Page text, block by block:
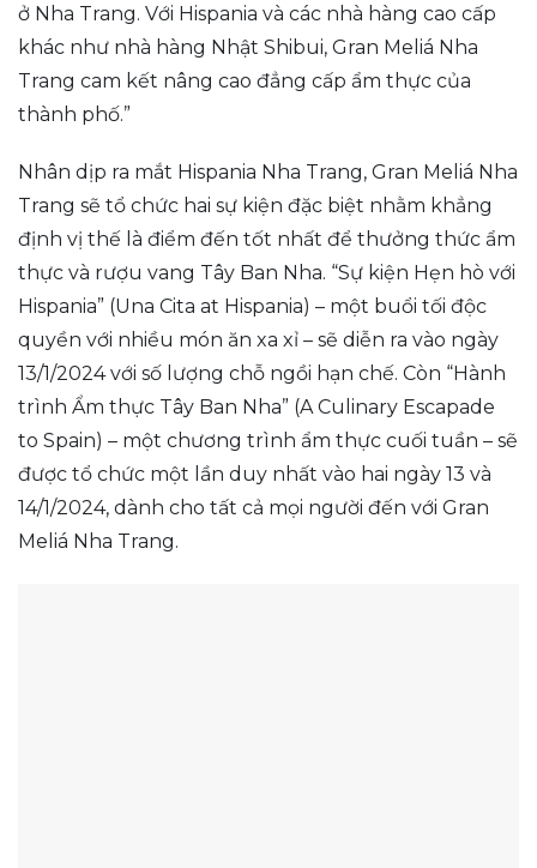
ở Nha Trang. Với Hispania và các nhà hàng cao cấp
khác như nhà hàng Nhật Shibui, Gran Meliá Nha
Trang cam kết nâng cao đẳng cấp ẩm thực của
thành phố.”
Nhân dịp ra mắt Hispania Nha Trang, Gran Meliá Nha
Trang sẽ tổ chức hai sự kiện đặc biệt nhằm khẳng
định vị thế là điểm đến tốt nhất để thưởng thức ẩm
thực và rượu vang Tây Ban Nha. “Sự kiện Hẹn hò với
Hispania” (Una Cita at Hispania) – một buổi tối độc
quyền với nhiều món ăn xa xỉ – sẽ diễn ra vào ngày
13/1/2024 với số lượng chỗ ngồi hạn chế. Còn “Hành
trình Ẩm thực Tây Ban Nha” (A Culinary Escapade
to Spain) – một chương trình ẩm thực cuối tuần – sẽ
được tổ chức một lần duy nhất vào hai ngày 13 và
14/1/2024, dành cho tất cả mọi người đến với Gran
Meliá Nha Trang.